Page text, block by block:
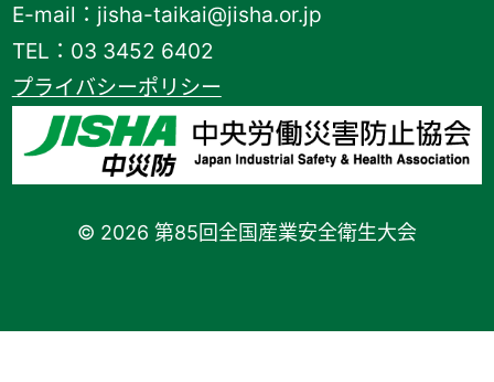
E-mail：jisha-taikai@jisha.or.jp
TEL：03 3452 6402
プライバシーポリシー
© 2026 第85回全国産業安全衛生大会